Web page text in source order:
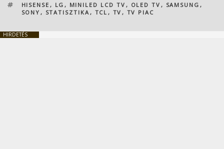
CÍMKÉK
HISENSE , LG , MINILED LCD TV , OLED TV , SAMSUNG ,
SONY , STATISZTIKA, TCL , TV , TV PIAC
HIRDETÉS